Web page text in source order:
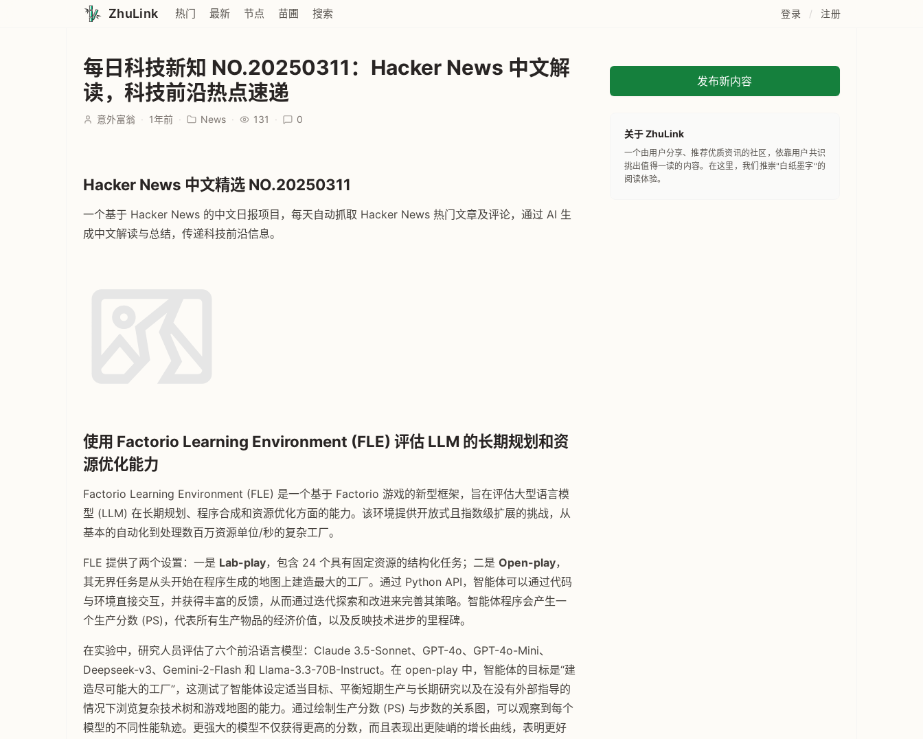
ZhuLink 热门 最新 节点 苗圃 搜索 登录 / 注册
每日科技新知 NO.20250311：Hacker News 中文解
读，科技前沿热点速递
意外富翁 · 1年前 · News · 131 · 0
Hacker News 中文精选 NO.20250311
一个基于 Hacker News 的中文日报项目，每天自动抓取 Hacker News 热门文章及评论，通过 AI 生
成中文解读与总结，传递科技前沿信息。
使用 Factorio Learning Environment (FLE) 评估 LLM 的长期规划和资
源优化能力
Factorio Learning Environment (FLE) 是一个基于 Factorio 游戏的新型框架，旨在评估大型语言模
型 (LLM) 在长期规划、程序合成和资源优化方面的能力。该环境提供开放式且指数级扩展的挑战，从
基本的自动化到处理数百万资源单位/秒的复杂工厂。
FLE 提供了两个设置：一是 Lab-play，包含 24 个具有固定资源的结构化任务；二是 Open-play，
其无界任务是从头开始在程序生成的地图上建造最大的工厂。通过 Python API，智能体可以通过代码
与环境直接交互，并获得丰富的反馈，从而通过迭代探索和改进来完善其策略。智能体程序会产生一
个生产分数 (PS)，代表所有生产物品的经济价值，以及反映技术进步的里程碑。
在实验中，研究人员评估了六个前沿语言模型：Claude 3.5-Sonnet、GPT-4o、GPT-4o-Mini、
Deepseek-v3、Gemini-2-Flash 和 Llama-3.3-70B-Instruct。在 open-play 中，智能体的目标是“建
造尽可能大的工厂”，这测试了智能体设定适当目标、平衡短期生产与长期研究以及在没有外部指导的
情况下浏览复杂技术树和游戏地图的能力。通过绘制生产分数 (PS) 与步数的关系图，可以观察到每个
模型的不同性能轨迹。更强大的模型不仅获得更高的分数，而且表现出更陡峭的增长曲线，表明更好
发布新内容
关于 ZhuLink
一个由用户分享、推荐优质资讯的社区，依靠用户共识
挑出值得一读的内容。在这里，我们推崇"白纸墨字"的
阅读体验。